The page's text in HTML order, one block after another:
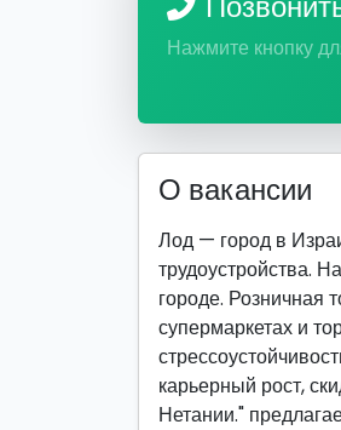
Нажмите кнопку
О вакансии
Лод — город в
трудоустройства.
городе. Розничная
супермаркетах и
карьерный рост,
Нетании."